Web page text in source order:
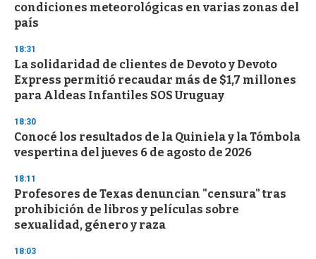
condiciones meteorológicas en varias zonas del
país
18:31
La solidaridad de clientes de Devoto y Devoto
Express permitió recaudar más de $1,7 millones
para Aldeas Infantiles SOS Uruguay
18:30
Conocé los resultados de la Quiniela y la Tómbola
vespertina del jueves 6 de agosto de 2026
18:11
Profesores de Texas denuncian "censura" tras
prohibición de libros y películas sobre
sexualidad, género y raza
18:03